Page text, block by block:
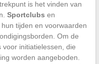
is het vinden van
Sportclubs en
tijden en voorwaarden
Om de
initiatielessen, die
worden aangeboden.